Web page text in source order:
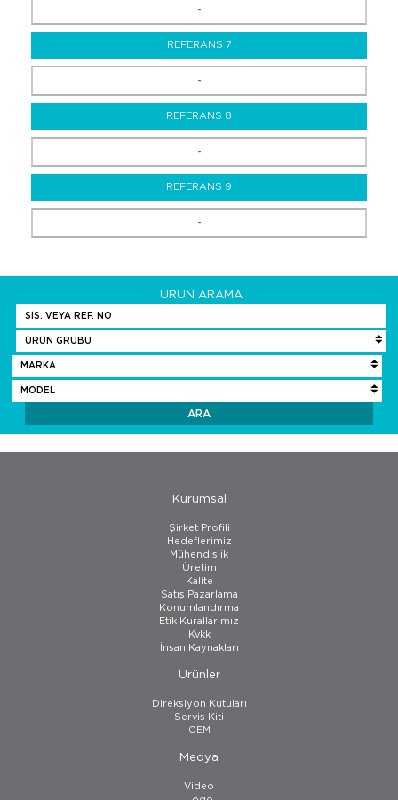
-
REFERANS 7
-
REFERANS 8
-
REFERANS 9
-
ÜRÜN ARAMA
Kurumsal
Şirket Profili
Hedeflerimiz
Mühendislik
Üretim
Kalite
Satış Pazarlama
Konumlandırma
Etik Kurallarımız
Kvkk
İnsan Kaynakları
Ürünler
Direksiyon Kutuları
Servis Kiti
OEM
Medya
Video